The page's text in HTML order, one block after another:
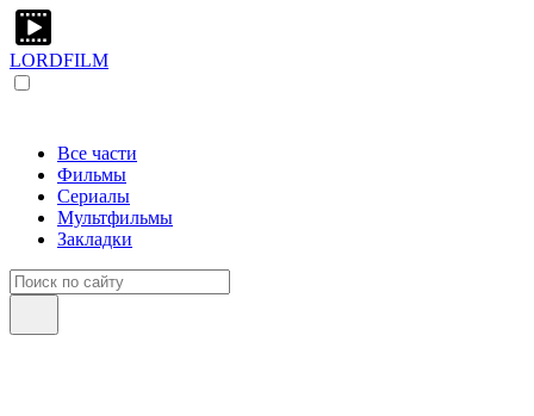
LORDFILM
Все части
Фильмы
Сериалы
Мультфильмы
Закладки